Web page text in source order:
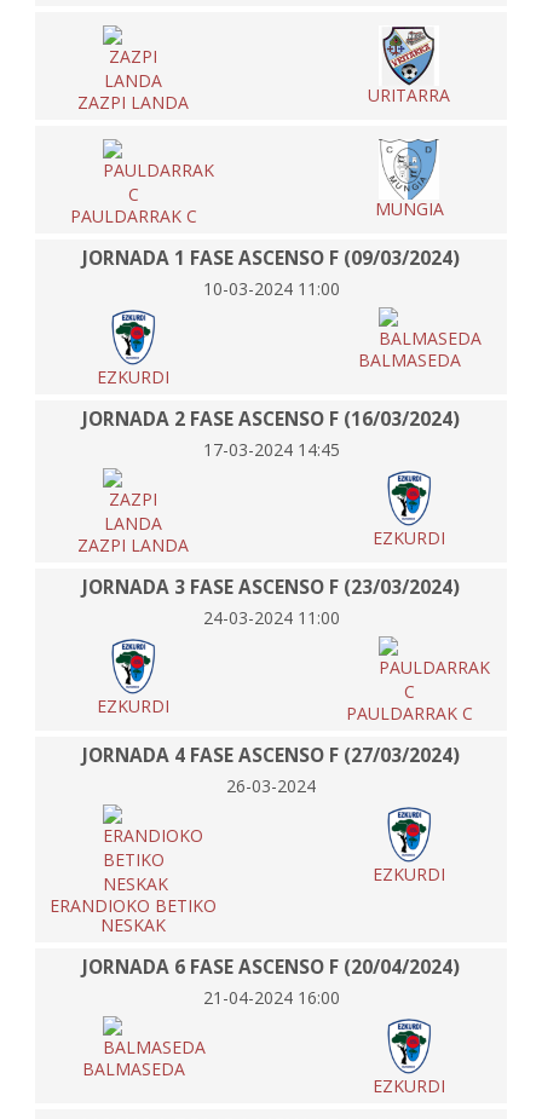
ZAZPI LANDA URITARRA
PAULDARRAK C MUNGIA
JORNADA 1 FASE ASCENSO F (09/03/2024)
10-03-2024 11:00
EZKURDI
BALMASEDA
JORNADA 2 FASE ASCENSO F (16/03/2024)
17-03-2024 14:45
ZAZPI LANDA EZKURDI
JORNADA 3 FASE ASCENSO F (23/03/2024)
24-03-2024 11:00
EZKURDI PAULDARRAK C
JORNADA 4 FASE ASCENSO F (27/03/2024)
26-03-2024
ERANDIOKO BETIKO
NESKAK
EZKURDI
JORNADA 6 FASE ASCENSO F (20/04/2024)
21-04-2024 16:00
BALMASEDA
EZKURDI